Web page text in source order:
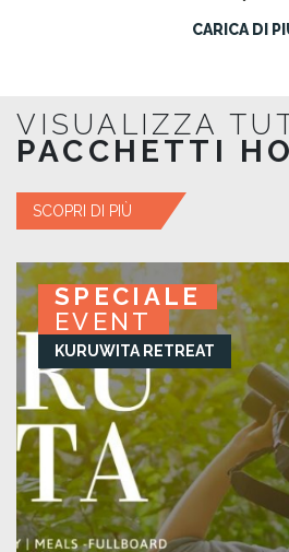
CARICA DI
VISUALIZZA
PACCHETTI
SCOPRI DI PIÙ
SPECIALE
EVENT
SPECIALE
EVENT
KURUWITA RETREAT
SPECIALE
EVENT
SPECIALE
EVENT